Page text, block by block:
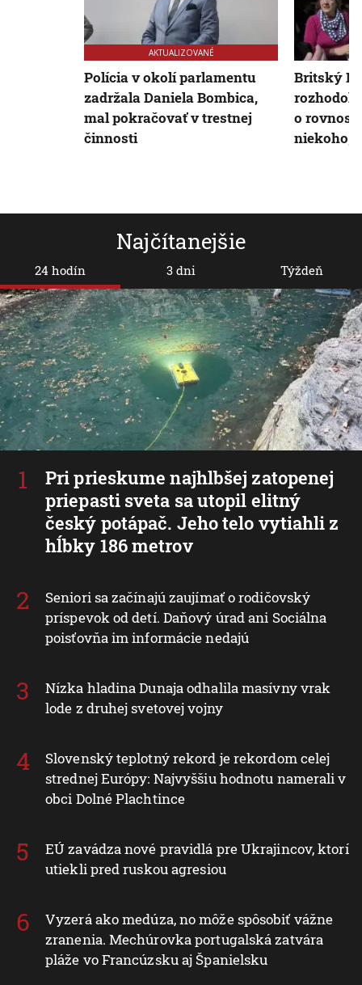
Najčítanejšie
24 hodín
Pri prieskume najhlbšej zatopenej
priepasti sveta sa utopil elitný
český potápač. Jeho telo vytiahli z
hĺbky 186 metrov
Seniori sa začínajú zaujímať o rodičovský
príspevok od detí. Daňový úrad ani Sociálna
poisťovňa im informácie nedajú
Nízka hladina Dunaja odhalila masívny vrak
lode z druhej svetovej vojny
Slovenský teplotný rekord je rekordom celej
strednej Európy: Najvyššiu hodnotu namerali v
obci Dolné Plachtince
EÚ zavádza nové pravidlá pre Ukrajincov, ktorí
utiekli pred ruskou agresiou
Vyzerá ako medúza, no môže spôsobiť vážne
zranenia. Mechúrovka portugalská zatvára
pláže vo Francúzsku aj Španielsku
3 dni Týždeň
AKTUALIZOVANÉ
Polícia v okolí parlamentu
zadržala Daniela Bombica,
mal pokračovať v trestnej
činnosti
Britský
rozhodol
o
niekoho,